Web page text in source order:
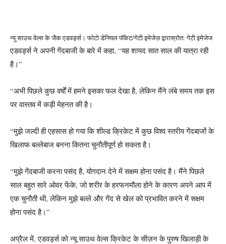
न्यू साउथ वेल्स के जैक एडवर्ड्स। फोटो डेनियल पॉकेट/गेटी इमेजेज़ द्वारास्रोत: गेटी इमेजेज
एडवर्ड्स ने अपनी गेंदबाजी के बारे में कहा, “यह शायद सात साल की यात्रा रही
है।”
“अभी पिछले कुछ वर्षों में हमने इसका फल देखा है, लेकिन मैंने लंबे समय तक इस
पर वास्तव में कड़ी मेहनत की है।
“मुझे जल्दी ही एहसास हो गया कि शील्ड क्रिकेट में कुछ विश्व स्तरीय गेंदबाजों के
खिलाफ बल्लेबाज बनना कितना चुनौतीपूर्ण हो सकता है।
“मुझे गेंदबाजी करना पसंद है, योगदान देने में सक्षम होना पसंद है। मैंने पिछले
साल बहुत सारे ओवर फेंके, जो शरीर के हरफनमौला होने के कारण अपने आप में
एक चुनौती थी, लेकिन मुझे बल्ले और गेंद से खेल को प्रभावित करने में सक्षम
होना पसंद है।”
अप्रैल में, एडवर्ड्स को न्यू साउथ वेल्स क्रिकेट के सीज़न के पुरुष खिलाड़ी के